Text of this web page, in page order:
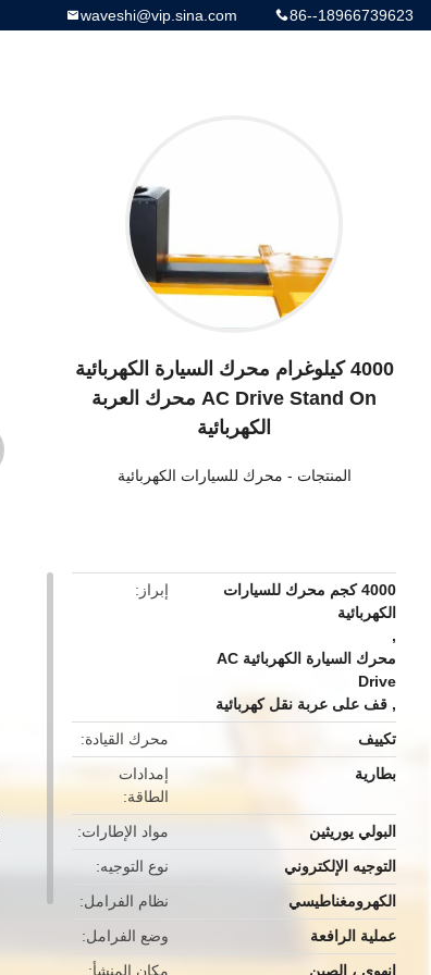
86--18966739623
waveshi@vip.sina.com
4000 كيلوغرام محرك السيارة الكهربائية
AC Drive Stand On محرك العربة
الكهربائية
المنتجات - محرك للسيارات الكهربائية
إبراز
4000 كجم محرك للسيارات
الكهربائية
,
محرك السيارة الكهربائية AC
Drive
, قف على عربة نقل كهربائية
محرك القيادة
تكييف
إمدادات
الطاقة
بطارية
مواد الإطارات
البولي يوريثين
نوع التوجيه
التوجيه الإلكتروني
نظام الفرامل
الكهرومغناطيسي
وضع الفرامل
عملية الرافعة
مكان المنشأ
انهوى ، الصين